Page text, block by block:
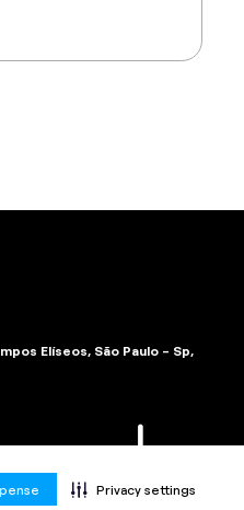
Privacy settings
Elíseos, São Paulo - Sp,